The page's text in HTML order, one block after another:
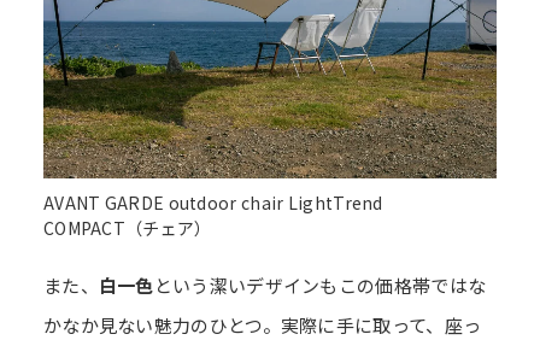
AVANT GARDE outdoor chair LightTrend
COMPACT（チェア）
また、 白一色という潔いデザインもこの価格帯ではな
かなか見ない魅力のひとつ。実際に手に取って、座っ